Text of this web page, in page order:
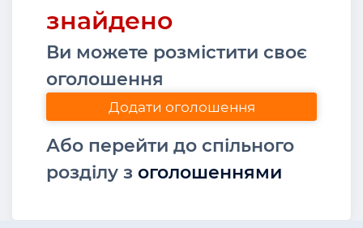
знайдено
Ви можете розмістити своє
оголошення
Додати оголошення
Або перейти до спільного
розділу з оголошеннями